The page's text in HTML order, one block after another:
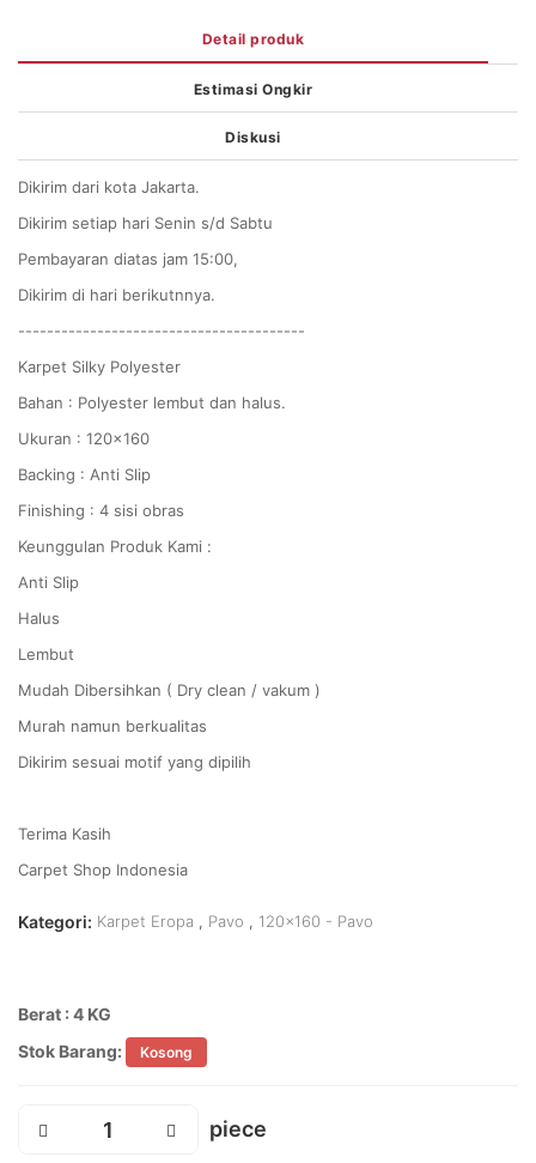
Detail produk
Estimasi Ongkir
Diskusi
Dikirim dari kota Jakarta.
Dikirim setiap hari Senin s/d Sabtu
Pembayaran diatas jam 15:00,
Dikirim di hari berikutnnya.
----------------------------------------
Karpet Silky Polyester
Bahan : Polyester lembut dan halus.
Ukuran : 120x160
Backing : Anti Slip
Finishing : 4 sisi obras
Keunggulan Produk Kami :
Anti Slip
Halus
Lembut
Mudah Dibersihkan ( Dry clean / vakum )
Murah namun berkualitas
Dikirim sesuai motif yang dipilih
Terima Kasih
Carpet Shop Indonesia
Kategori: Karpet Eropa , Pavo , 120x160 - Pavo
Berat : 4 KG
Stok Barang:
Kosong